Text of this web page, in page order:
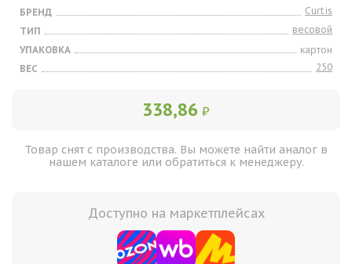
БРЕНД
Curtis
ТИП
весовой
УПАКОВКА
картон
ВЕС
250
338,86 ₽
Товар снят с производства. Вы можете найти аналог в
нашем каталоге или обратиться к менеджеру.
Доступно на маркетплейсах